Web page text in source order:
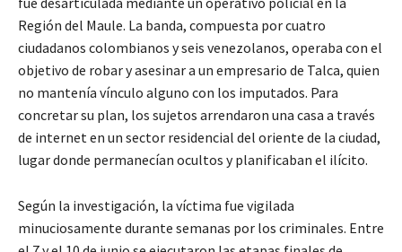
Región del Maule. La banda, compuesta por cuatro
ciudadanos colombianos y seis venezolanos, operaba con el
objetivo de robar y asesinar a un empresario de Talca, quien
no mantenía vínculo alguno con los imputados. Para
concretar su plan, los sujetos arrendaron una casa a través
de internet en un sector residencial del oriente de la ciudad,
lugar donde permanecían ocultos y planificaban el ilícito.
Según la investigación, la víctima fue vigilada
minuciosamente durante semanas por los criminales. Entre